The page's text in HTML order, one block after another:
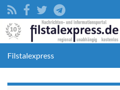
Filstalexpress